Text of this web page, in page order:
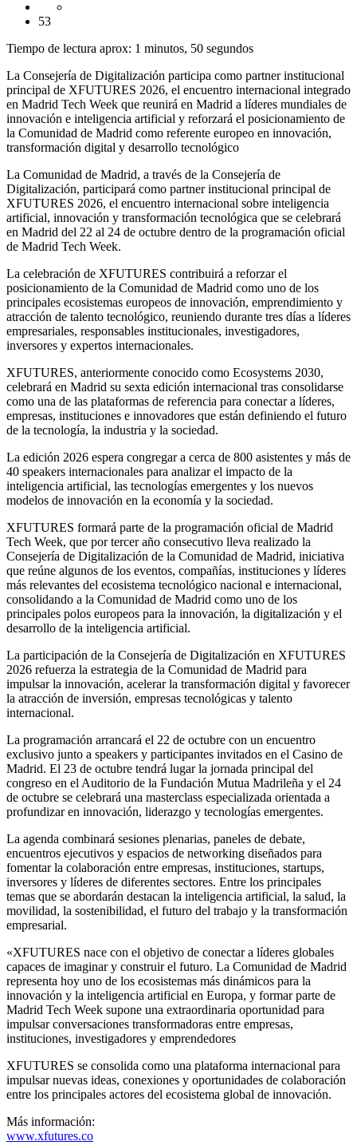
53
Tiempo de lectura aprox: 1 minutos, 50 segundos
La Consejería de Digitalización participa como partner institucional
principal de XFUTURES 2026, el encuentro internacional integrado
en Madrid Tech Week que reunirá en Madrid a líderes mundiales de
innovación e inteligencia artificial y reforzará el posicionamiento de
la Comunidad de Madrid como referente europeo en innovación,
transformación digital y desarrollo tecnológico
La Comunidad de Madrid, a través de la Consejería de
Digitalización, participará como partner institucional principal de
XFUTURES 2026, el encuentro internacional sobre inteligencia
artificial, innovación y transformación tecnológica que se celebrará
en Madrid del 22 al 24 de octubre dentro de la programación oficial
de Madrid Tech Week.
La celebración de XFUTURES contribuirá a reforzar el
posicionamiento de la Comunidad de Madrid como uno de los
principales ecosistemas europeos de innovación, emprendimiento y
atracción de talento tecnológico, reuniendo durante tres días a líderes
empresariales, responsables institucionales, investigadores,
inversores y expertos internacionales.
XFUTURES, anteriormente conocido como Ecosystems 2030,
celebrará en Madrid su sexta edición internacional tras consolidarse
como una de las plataformas de referencia para conectar a líderes,
empresas, instituciones e innovadores que están definiendo el futuro
de la tecnología, la industria y la sociedad.
La edición 2026 espera congregar a cerca de 800 asistentes y más de
40 speakers internacionales para analizar el impacto de la
inteligencia artificial, las tecnologías emergentes y los nuevos
modelos de innovación en la economía y la sociedad.
XFUTURES formará parte de la programación oficial de Madrid
Tech Week, que por tercer año consecutivo lleva realizado la
Consejería de Digitalización de la Comunidad de Madrid, iniciativa
que reúne algunos de los eventos, compañías, instituciones y líderes
más relevantes del ecosistema tecnológico nacional e internacional,
consolidando a la Comunidad de Madrid como uno de los
principales polos europeos para la innovación, la digitalización y el
desarrollo de la inteligencia artificial.
La participación de la Consejería de Digitalización en XFUTURES
2026 refuerza la estrategia de la Comunidad de Madrid para
impulsar la innovación, acelerar la transformación digital y favorecer
la atracción de inversión, empresas tecnológicas y talento
internacional.
La programación arrancará el 22 de octubre con un encuentro
exclusivo junto a speakers y participantes invitados en el Casino de
Madrid. El 23 de octubre tendrá lugar la jornada principal del
congreso en el Auditorio de la Fundación Mutua Madrileña y el 24
de octubre se celebrará una masterclass especializada orientada a
profundizar en innovación, liderazgo y tecnologías emergentes.
La agenda combinará sesiones plenarias, paneles de debate,
encuentros ejecutivos y espacios de networking diseñados para
fomentar la colaboración entre empresas, instituciones, startups,
inversores y líderes de diferentes sectores. Entre los principales
temas que se abordarán destacan la inteligencia artificial, la salud, la
movilidad, la sostenibilidad, el futuro del trabajo y la transformación
empresarial.
«XFUTURES nace con el objetivo de conectar a líderes globales
capaces de imaginar y construir el futuro. La Comunidad de Madrid
representa hoy uno de los ecosistemas más dinámicos para la
innovación y la inteligencia artificial en Europa, y formar parte de
Madrid Tech Week supone una extraordinaria oportunidad para
impulsar conversaciones transformadoras entre empresas,
instituciones, investigadores y emprendedores
XFUTURES se consolida como una plataforma internacional para
impulsar nuevas ideas, conexiones y oportunidades de colaboración
entre los principales actores del ecosistema global de innovación.
Más información:
www.xfutures.co